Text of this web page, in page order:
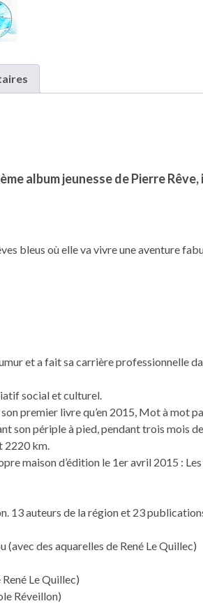
album jeunesse de Pierre
bleus où elle va vivre une aventure
et a fait sa carrière professionnelle
social et culturel.
premier livre qu’en 2015, Mot à mot
son périple à pied, pendant trois mois de
2220 km.
maison d’édition le 1er avril 2015 :
13 auteurs de la région et 23
(avec des aquarelles de René Le Quillec)
Le Quillec)
Réveillon)